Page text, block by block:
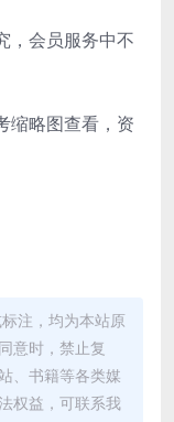
，会员服务中不
缩略图查看，资
注，均为本站原
意时，禁止复
、书籍等各类媒
权益，可联系我